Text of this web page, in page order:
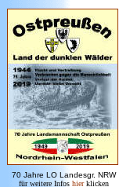
70 Jahre LO Landesgr. NRW
für weitere Infos hier klicken